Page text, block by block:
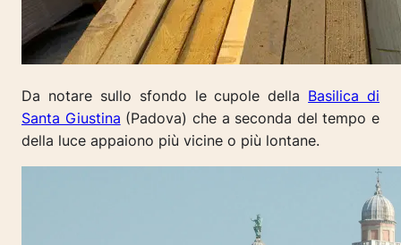
Da notare sullo sfondo le cupole della Basilica di
Santa Giustina (Padova) che a seconda del tempo e
della luce appaiono più vicine o più lontane.